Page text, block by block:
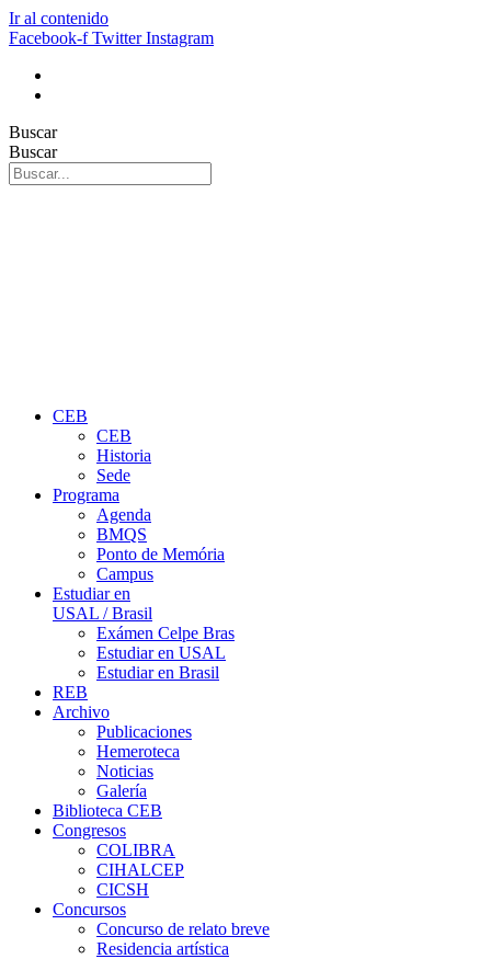
Ir al contenido
Facebook-f Twitter Instagram
Buscar
Buscar
CEB
CEB
Historia
Sede
Programa
Agenda
BMQS
Ponto de Memória
Campus
Estudiar en
USAL / Brasil
Exámen Celpe Bras
Estudiar en USAL
Estudiar en Brasil
REB
Archivo
Publicaciones
Hemeroteca
Noticias
Galería
Biblioteca CEB
Congresos
COLIBRA
CIHALCEP
CICSH
Concursos
Concurso de relato breve
Residencia artística